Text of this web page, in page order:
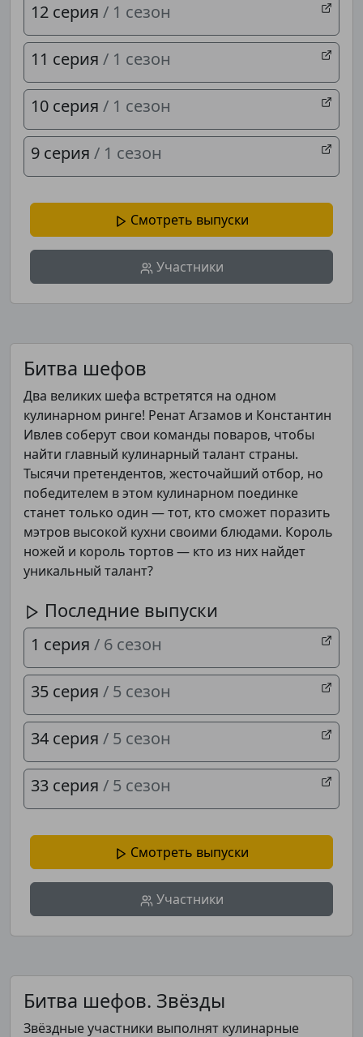
12 серия / 1 сезон
11 серия / 1 сезон
10 серия / 1 сезон
9 серия / 1 сезон
Смотреть выпуски
Участники
Битва шефов
Два великих шефа встретятся на одном
кулинарном ринге! Ренат Агзамов и Константин
Ивлев соберут свои команды поваров, чтобы
найти главный кулинарный талант страны.
Тысячи претендентов, жесточайший отбор, но
победителем в этом кулинарном поединке
станет только один — тот, кто сможет поразить
мэтров высокой кухни своими блюдами. Король
ножей и король тортов — кто из них найдет
уникальный талант?
Последние выпуски
1 серия / 6 сезон
35 серия / 5 сезон
34 серия / 5 сезон
33 серия / 5 сезон
Смотреть выпуски
Участники
Битва шефов. Звёзды
Звёздные участники выполнят кулинарные